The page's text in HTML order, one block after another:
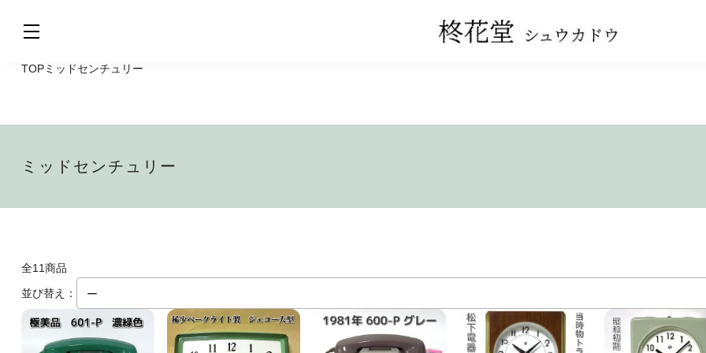
TOPミッドセンチュリー
ミッドセンチュリー
全11商品
並び替え：